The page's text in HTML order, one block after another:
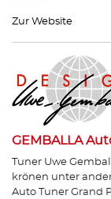
Zur Website
GEMBALLA
Tuner Uwe
krönen unter
Auto Tuner Grand